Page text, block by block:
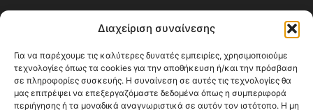
Διαχείριση συναίνεσης
Για να παρέχουμε τις καλύτερες δυνατές εμπειρίες, χρησιμοποιούμε
τεχνολογίες όπως τα cookies για την αποθήκευση ή/και την πρόσβαση
σε πληροφορίες συσκευής. Η συναίνεση σε αυτές τις τεχνολογίες θα
μας επιτρέψει να επεξεργαζόμαστε δεδομένα όπως η συμπεριφορά
περιήγησης ή τα μοναδικά αναγνωριστικά σε αυτόν τον ιστότοπο. Η μη
360
ΕΥΡΩΠΗ
332
ΚΟΣΜΟΣ - WORLD
328
Top10
303